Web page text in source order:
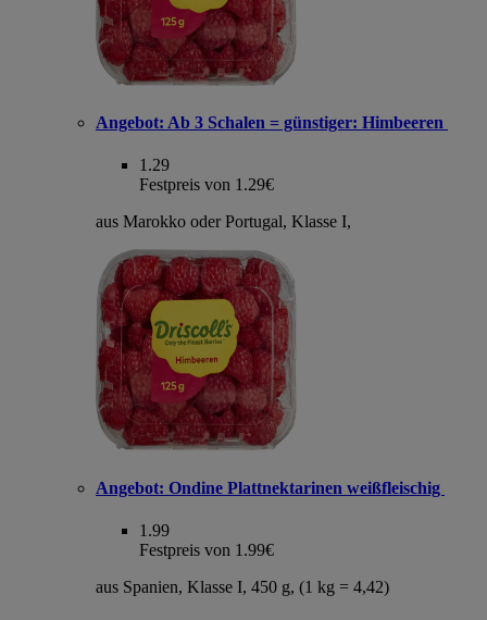
Angebot: Ab 3 Schalen = günstiger: Himbeeren
1.29
Festpreis von 1.29€
aus Marokko oder Portugal, Klasse I,
Angebot: Ondine Plattnektarinen weißfleischig
1.99
Festpreis von 1.99€
aus Spanien, Klasse I, 450 g, (1 kg = 4,42)